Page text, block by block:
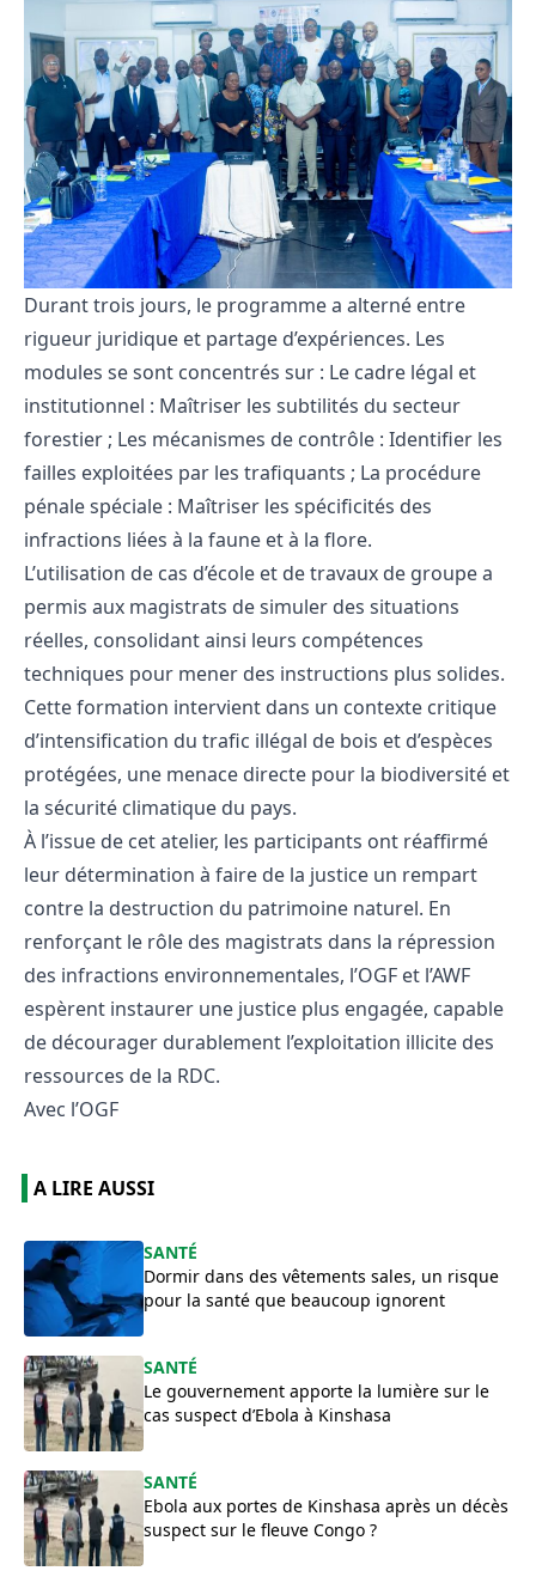
Durant trois jours, le programme a alterné entre
rigueur juridique et partage d’expériences. Les
modules se sont concentrés sur : Le cadre légal et
institutionnel : Maîtriser les subtilités du secteur
forestier ; Les mécanismes de contrôle : Identifier les
failles exploitées par les trafiquants ; La procédure
pénale spéciale : Maîtriser les spécificités des
infractions liées à la faune et à la flore.
L’utilisation de cas d’école et de travaux de groupe a
permis aux magistrats de simuler des situations
réelles, consolidant ainsi leurs compétences
techniques pour mener des instructions plus solides.
Cette formation intervient dans un contexte critique
d’intensification du trafic illégal de bois et d’espèces
protégées, une menace directe pour la biodiversité et
la sécurité climatique du pays.
À l’issue de cet atelier, les participants ont réaffirmé
leur détermination à faire de la justice un rempart
contre la destruction du patrimoine naturel. En
renforçant le rôle des magistrats dans la répression
des infractions environnementales, l’OGF et l’AWF
espèrent instaurer une justice plus engagée, capable
de décourager durablement l’exploitation illicite des
ressources de la RDC.
Avec l’OGF
A LIRE AUSSI
SANTÉ
Dormir dans des vêtements sales, un risque
pour la santé que beaucoup ignorent
SANTÉ
Le gouvernement apporte la lumière sur le
cas suspect d’Ebola à Kinshasa
SANTÉ
Ebola aux portes de Kinshasa après un décès
suspect sur le fleuve Congo ?